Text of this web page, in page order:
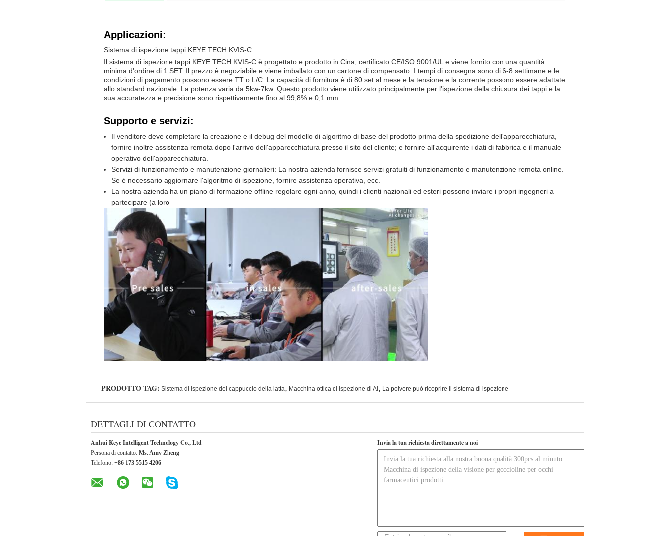
Applicazioni:
Sistema di ispezione tappi KEYE TECH KVIS-C
Il sistema di ispezione tappi KEYE TECH KVIS-C è progettato e prodotto in Cina, certificato CE/ISO 9001/UL e viene fornito con una quantità
minima d'ordine di 1 SET. Il prezzo è negoziabile e viene imballato con un cartone di compensato. I tempi di consegna sono di 6-8 settimane e le
condizioni di pagamento possono essere TT o L/C. La capacità di fornitura è di 80 set al mese e la tensione e la corrente possono essere adattate
allo standard nazionale. La potenza varia da 5kw-7kw. Questo prodotto viene utilizzato principalmente per l'ispezione della chiusura dei tappi e la
sua accuratezza e precisione sono rispettivamente fino al 99,8% e 0,1 mm.
Supporto e servizi:
Il venditore deve completare la creazione e il debug del modello di algoritmo di base del prodotto prima della spedizione dell'apparecchiatura,
fornire inoltre assistenza remota dopo l'arrivo dell'apparecchiatura presso il sito del cliente; e fornire all'acquirente i dati di fabbrica e il manuale
operativo dell'apparecchiatura.
Servizi di funzionamento e manutenzione giornalieri: La nostra azienda fornisce servizi gratuiti di funzionamento e manutenzione remota online.
Se è necessario aggiornare l'algoritmo di ispezione, fornire assistenza operativa, ecc.
La nostra azienda ha un piano di formazione offline regolare ogni anno, quindi i clienti nazionali ed esteri possono inviare i propri ingegneri a
partecipare (a loro
PRODOTTO TAG: Sistema di ispezione del cappuccio della latta, Macchina ottica di ispezione di Ai, La polvere può ricoprire il sistema di ispezione
DETTAGLI DI CONTATTO
Anhui Keye Intelligent Technology Co., Ltd
Persona di contatto: Ms. Amy Zheng
Telefono: +86 173 5515 4206
Invia la tua richiesta direttamente a noi